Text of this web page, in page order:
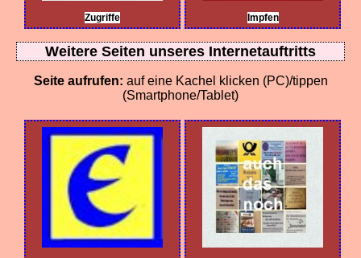
Zugriffe Impfen
Weitere Seiten unseres Internetauftritts
Seite aufrufen: auf eine Kachel klicken (PC)/tippen
(Smartphone/Tablet)